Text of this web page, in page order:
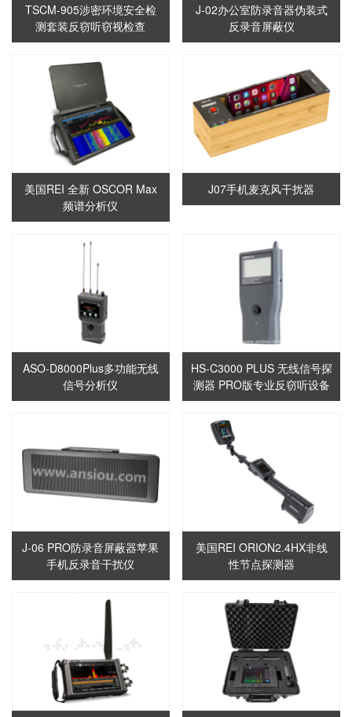
TSCM-905涉密环境安全检
测套装反窃听窃视检查
J-02办公室防录音器伪装式
反录音屏蔽仪
美国REI 全新 OSCOR Max
频谱分析仪
J07手机麦克风干扰器
ASO-D8000Plus多功能无线
信号分析仪
HS-C3000 PLUS 无线信号探
测器 PRO版专业反窃听设备
J-06 PRO防录音屏蔽器苹果
手机反录音干扰仪
美国REI ORION2.4HX非线
性节点探测器